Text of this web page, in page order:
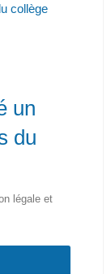
collège
un
du
légale et